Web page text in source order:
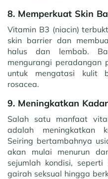
8. Memperkuat Skin
Vitamin B3 (niacin)
skin barrier dan
halus dan lembab.
mengurangi peradangan
untuk mengatasi kulit
rosacea.
9. Meningkatkan
Salah satu manfaat
adalah meningkatkan
Seiring bertambahnya
akan mulai menurun
sejumlah kondisi,
gairah seksual hingga